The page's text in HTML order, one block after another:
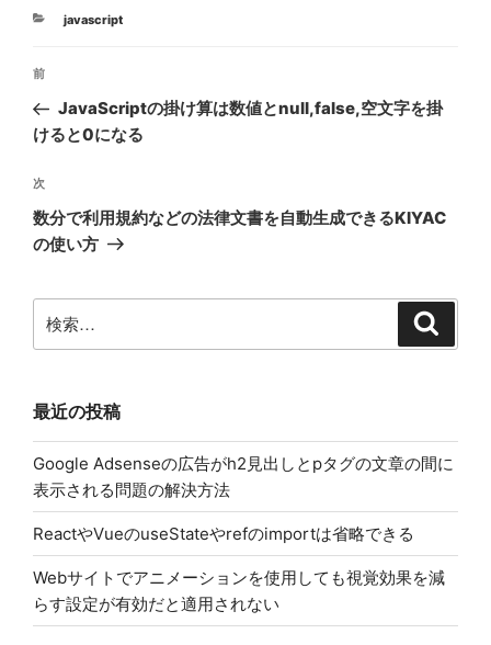
カ
javascript
投
ナ
ゲ
ー
シ
ン
前
の
投
前
JavaScriptの掛け算は数値とnull,false,空文字を掛
けると0になる
次
の
投
次
数分で利用規約などの法律文書を自動生成できるKIYAC
の使い方
索:
最近の投稿
Google Adsenseの広告がh2見出しとpタグの文章の間に
表示される問題の解決方法
ReactやVueのuseStateやrefのimportは省略できる
Webサイトでアニメーションを使用しても視覚効果を減
らす設定が有効だと適用されない